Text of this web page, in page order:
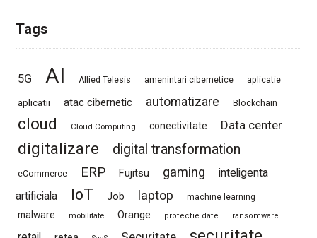
Tags
5G AI Allied Telesis amenintari cibernetice aplicatie
aplicatii atac cibernetic automatizare Blockchain
cloud Cloud Computing conectivitate Data center
digitalizare digital transformation
eCommerce ERP Fujitsu gaming
inteligenta
artificiala
IoT Job laptop machine learning
malware mobilitate Orange protectie date ransomware